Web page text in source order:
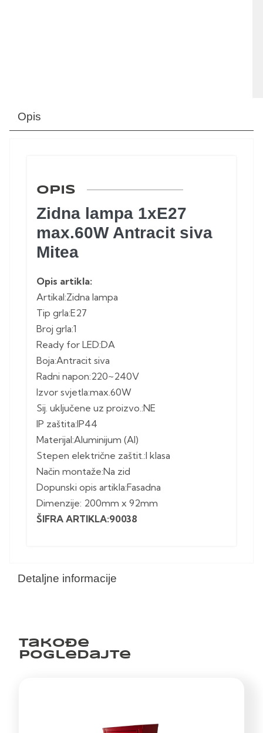
Opis
Detaljne informacije
OPIS
Zidna lampa 1xE27
max.60W Antracit siva
Mitea
Opis artikla:
Artikal:Zidna lampa
Tip grla:E27
Broj grla:1
Ready for LED:DA
Boja:Antracit siva
Radni napon:220~240V
Izvor svjetla:max.60W
Sij. uključene uz proizvo.:NE
IP zaštita:IP44
Materijal:Aluminijum (Al)
Stepen električne zaštit.:I klasa
Način montaže:Na zid
Dopunski opis artikla:Fasadna
Dimenzije: 200mm x 92mm
ŠIFRA ARTIKLA:90038
Takođe
pogledajte